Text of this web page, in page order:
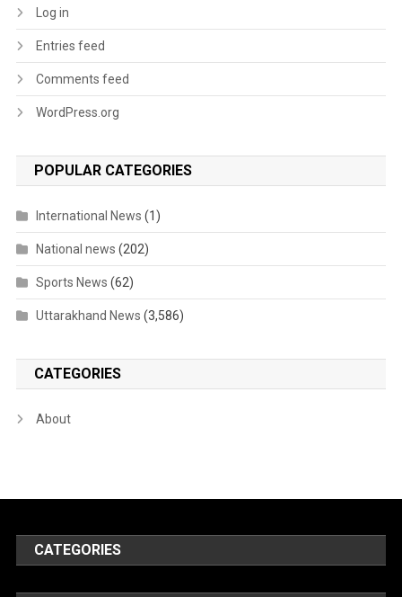
Log in
Entries feed
Comments feed
WordPress.org
POPULAR CATEGORIES
International News (1)
National news (202)
Sports News (62)
Uttarakhand News (3,586)
CATEGORIES
About
CATEGORIES